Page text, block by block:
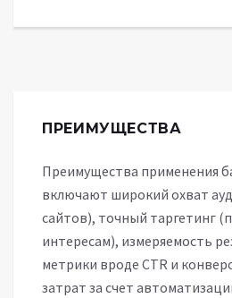
ПРЕИМУЩЕСТВА
Преимущества применения
включают широкий охват
сайтов), точный таргетинг
интересам), измеряемость
метрики вроде CTR и
затрат за счет